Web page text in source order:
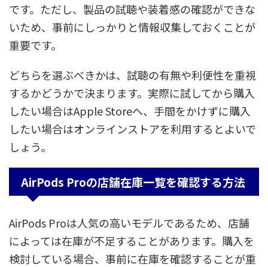
です。ただし、製品の試聴や装着感の確認ができな
いため、事前にしっかりと情報収集しておくことが
重要です。
どちらを選ぶべきかは、試聴の有無や利便性を重視
するかどうかで決まります。実際に試してから購入
したい場合はApple Storeへ、手間をかけずに購入
したい場合はオンラインストアを利用するとよいで
しょう。
AirPods Proの店舗在庫一覧を確認する方法
AirPods Proは人気の高いモデルであるため、店舗
によっては在庫が不足することがあります。購入を
検討している場合、事前に在庫を確認することが重